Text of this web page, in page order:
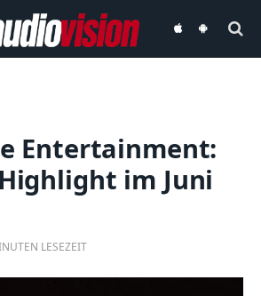
audiovisionaudiovision
Entertainment:
im Juni
LESEZEIT